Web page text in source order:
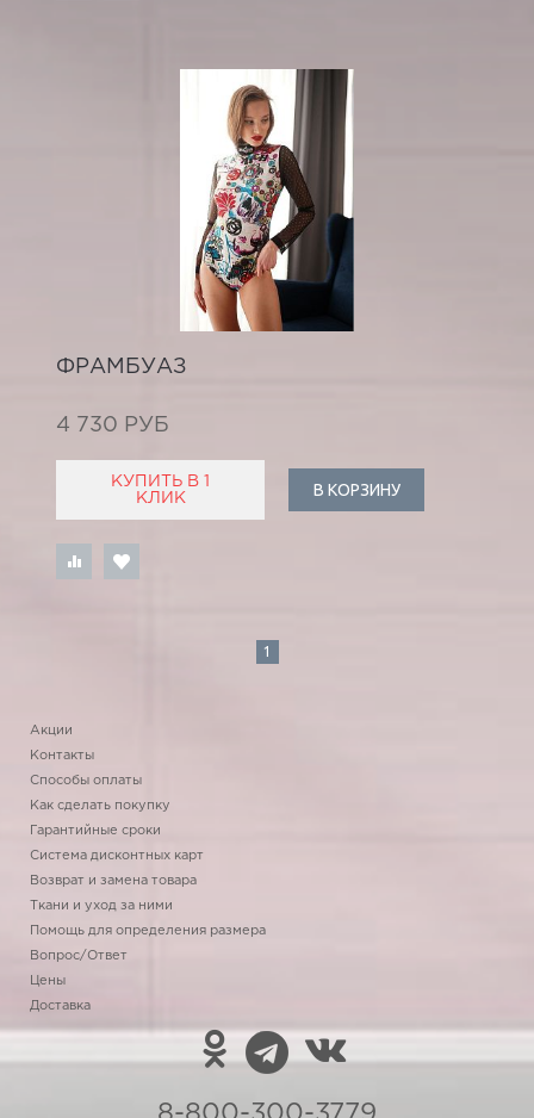
ФРАМБУАЗ
4 730 РУБ
КУПИТЬ В 1
КЛИК
В КОРЗИНУ
1
Акции
Контакты
Способы оплаты
Как сделать покупку
Гарантийные сроки
Система дисконтных карт
Возврат и замена товара
Ткани и уход за ними
Помощь для определения размера
Вопрос/Ответ
Цены
Доставка